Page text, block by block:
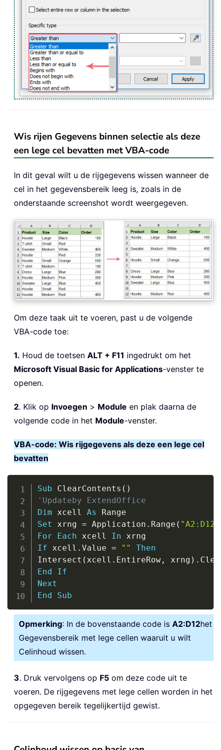
Wis rijen Gegevens binnen selectie als deze
een lege cel bevatten met VBA-code
In dit geval wilt u de rijgegevens wissen wanneer de
cel in het gegevensbereik leeg is, zoals in de
onderstaande screenshot wordt weergegeven.
Om deze taak uit te voeren, past u de volgende
VBA-code toe:
1. Houd de toetsen ALT + F11 ingedrukt om het
Microsoft Visual Basic for Applications-venster te
openen.
2. Klik op Invoegen > Module en plak daarna de
volgende code in het Module-venster.
VBA-code: Wis rijgegevens als deze een lege cel
bevatten
Sub ClearContents ( )
'Updateby ExtendOffice
Dim xcell As
Set xrng = Application . Range ( "A2:D12"
For
Each xcell In
If xcell . Value = ""
Then
Intersect ( xcell . EntireRow, xrng ) .
End
If
Next
End
Sub
Opmerking: In de bovenstaande code is A2:D12het
Gegevensbereik met lege cellen waaruit u wilt
Celinhoud wissen.
3. Druk vervolgens op F5 om deze code uit te
voeren. De rijgegevens met lege cellen worden in het
opgegeven bereik tegelijkertijd gewist.